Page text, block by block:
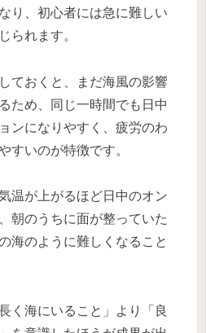
り、初心者には急に難しい
られます。
ておくと、まだ海風の影響
ため、同じ一時間でも日中
ンになりやすく、疲労のわ
すいのが特徴です。
温が上がるほど日中のオン
朝のうちに面が整っていた
海のように難しくなること
く海にいること」より「良